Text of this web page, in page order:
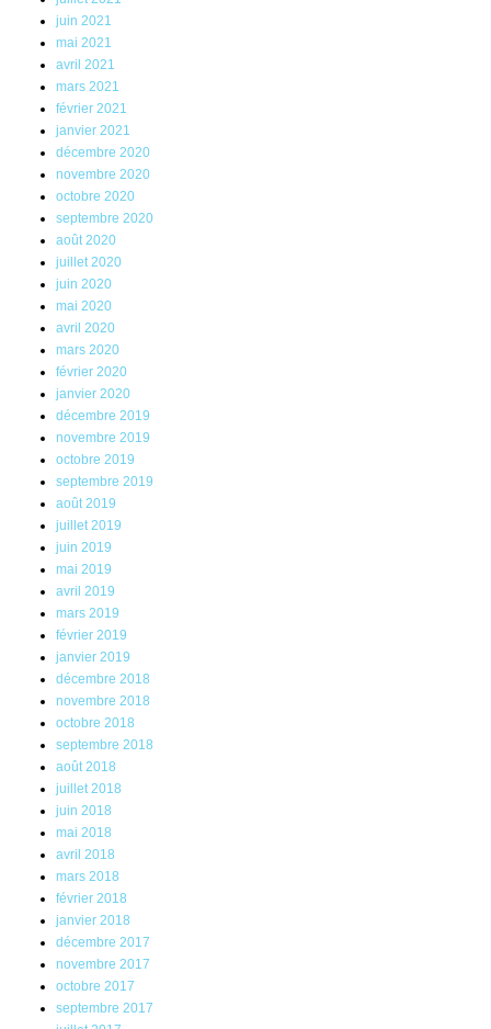
juin 2021
mai 2021
avril 2021
mars 2021
février 2021
janvier 2021
décembre 2020
novembre 2020
octobre 2020
septembre 2020
août 2020
juillet 2020
juin 2020
mai 2020
avril 2020
mars 2020
février 2020
janvier 2020
décembre 2019
novembre 2019
octobre 2019
septembre 2019
août 2019
juillet 2019
juin 2019
mai 2019
avril 2019
mars 2019
février 2019
janvier 2019
décembre 2018
novembre 2018
octobre 2018
septembre 2018
août 2018
juillet 2018
juin 2018
mai 2018
avril 2018
mars 2018
février 2018
janvier 2018
décembre 2017
novembre 2017
octobre 2017
septembre 2017